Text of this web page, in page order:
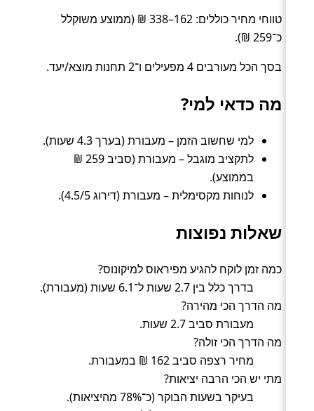
טווחי מחיר כוללים: 162–338 ₪ (ממוצע משוקלל
כ־259 ₪).
בסך הכל מעורבים 4 מפעילים ו־2 תחנות מוצא/יעד.
מה כדאי למי?
למי שחשוב הזמן – מעבורת (בערך 4.3 שעות).
לתקציב מוגבל – מעבורת (סביב 259 ₪
בממוצע).
לנוחות מקסימלית – מעבורת (דירוג 4.5/5).
שאלות נפוצות
כמה זמן לוקח להגיע מפיראוס למיקונוס?
בדרך כלל בין 2.7 שעות ל־6.1 שעות (מעבורת).
מה הדרך הכי מהירה?
מעבורת סביב 2.7 שעות.
מה הדרך הכי זולה?
מחיר רצפה סביב 162 ₪ במעבורת.
מתי יש הכי הרבה יציאות?
בעיקר בשעות הבוקר (כ־78% מהיציאות).